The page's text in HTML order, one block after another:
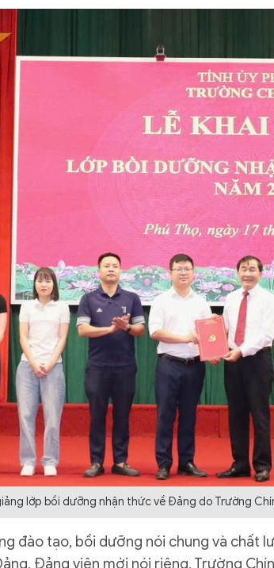
lớp bồi dưỡng nhận thức về Đảng do Trường
đào tạo, bồi dưỡng nói chung và chất
Đảng viên mới nói riêng, Trường